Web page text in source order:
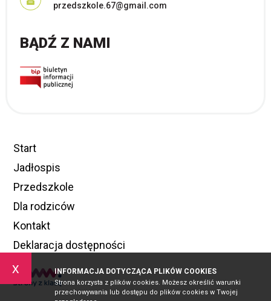
x INFORMACJA DOTYCZĄCA PLIKÓW COOKIES
Strona korzysta z plików cookies. Możesz określić warunki
przechowywania lub dostępu do plików cookies w Twojej
przedszkole.67@gmail.com
BĄDŹ Z NAMI
Start
Jadłospis
Przedszkole
Dla rodziców
Kontakt
Deklaracja dostępności